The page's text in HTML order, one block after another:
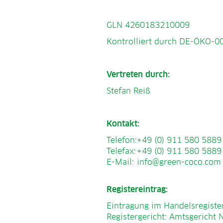
GLN 4260183210009
Kontrolliert durch DE-ÖKO-
Vertreten durch:
Stefan Reiß
Kontakt:
Telefon:+49 (0) 911 580 5889
Telefax: +49 (0) 911 580
E-Mail: info@green-coco.com
Registereintrag:
Eintragung im
Registergericht: Amtsgericht